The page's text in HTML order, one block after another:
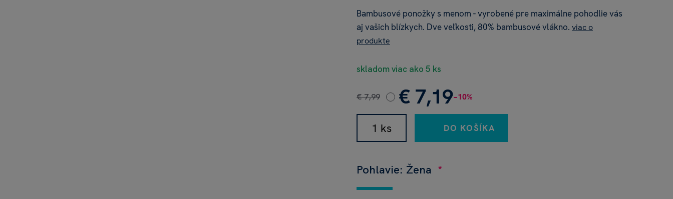
Bambusové ponožky s menom - vyrobené pre maximálne pohodlie vás
aj vašich blízkych. Dve veľkosti, 80% bambusové vlákno. viac o
produkte
skladom viac ako 5 ks
€ 7,99 € 7,19−10%
DO KOŠÍKA
Pohlavie: Žena